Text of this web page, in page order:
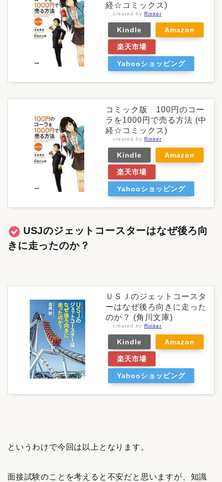
経☆コミックス)
created by Rinker
Kindle Amazon
楽天市場
Yahooショッピング
コミック版 100円のコー
ラを1000円で売る方法 (中
経☆コミックス)
created by Rinker
Kindle Amazon
楽天市場
Yahooショッピング
USJのジェットコースターはなぜ後ろ向
きに走ったのか？
ＵＳＪのジェットコースタ
ーはなぜ後ろ向きに走った
のか？ (角川文庫)
created by Rinker
Kindle Amazon
楽天市場
Yahooショッピング
というわけで今回は以上となります。
面接試験のことを考えると不安だと思いますが、知識